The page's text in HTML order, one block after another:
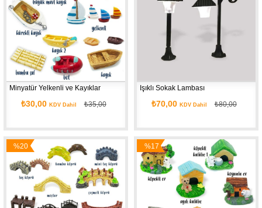
Minyatür Yelkenli ve Kayıklar
₺30,00 KDV Dahil ₺35,00
Işıklı Sokak Lambası
₺70,00 KDV Dahil ₺80,00
%20
İndirim
%17
İndirim